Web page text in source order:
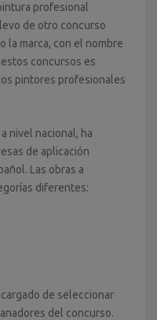
profesional
de otro concurso
la marca, con el nombre
concursos es
pintores profesionales
nivel nacional, ha
de aplicación
Las obras a
diferentes:
de seleccionar
del concurso.